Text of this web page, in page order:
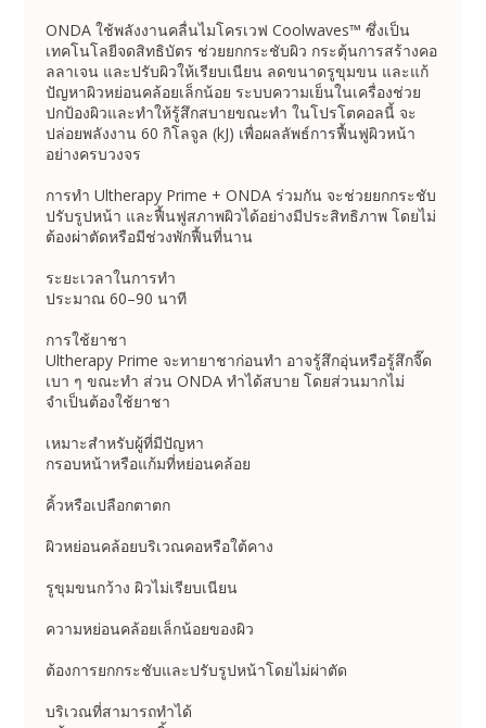
ONDA ใช้พลังงานคลื่นไมโครเวฟ Coolwaves™ ซึ่งเป็น
เทคโนโลยีจดสิทธิบัตร ช่วยยกกระชับผิว กระตุ้นการสร้างคอ
ลลาเจน และปรับผิวให้เรียบเนียน ลดขนาดรูขุมขน และแก้
ปัญหาผิวหย่อนคล้อยเล็กน้อย ระบบความเย็นในเครื่องช่วย
ปกป้องผิวและทำให้รู้สึกสบายขณะทำ ในโปรโตคอลนี้ จะ
ปล่อยพลังงาน 60 กิโลจูล (kJ) เพื่อผลลัพธ์การฟื้นฟูผิวหน้า
อย่างครบวงจร
การทำ Ultherapy Prime + ONDA ร่วมกัน จะช่วยยกกระชับ
ปรับรูปหน้า และฟื้นฟูสภาพผิวได้อย่างมีประสิทธิภาพ โดยไม่
ต้องผ่าตัดหรือมีช่วงพักฟื้นที่นาน
ระยะเวลาในการทำ
ประมาณ 60–90 นาที
การใช้ยาชา
Ultherapy Prime จะทายาชาก่อนทำ อาจรู้สึกอุ่นหรือรู้สึกจี๊ด
เบา ๆ ขณะทำ ส่วน ONDA ทำได้สบาย โดยส่วนมากไม่
จำเป็นต้องใช้ยาชา
เหมาะสำหรับผู้ที่มีปัญหา
กรอบหน้าหรือแก้มที่หย่อนคล้อย
คิ้วหรือเปลือกตาตก
ผิวหย่อนคล้อยบริเวณคอหรือใต้คาง
รูขุมขนกว้าง ผิวไม่เรียบเนียน
ความหย่อนคล้อยเล็กน้อยของผิว
ต้องการยกกระชับและปรับรูปหน้าโดยไม่ผ่าตัด
บริเวณที่สามารถทำได้